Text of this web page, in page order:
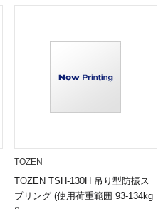
TOZEN
TOZEN TSH-130H 吊り型防振ス
プリング (使用荷重範囲 93-134kg